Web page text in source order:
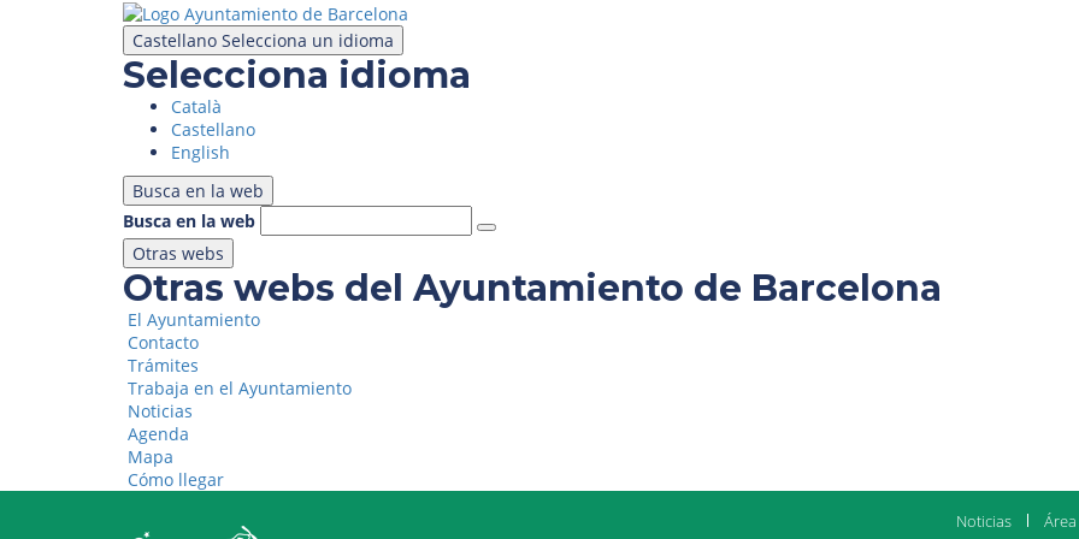
Castellano Selecciona un idioma
Selecciona idioma
Català
Castellano
English
Busca en la web
Busca en la web
Otras webs
Otras webs del Ayuntamiento de Barcelona
El Ayuntamiento
Contacto
Trámites
Trabaja en el Ayuntamiento
Noticias
Agenda
Mapa
Cómo llegar
Noticias